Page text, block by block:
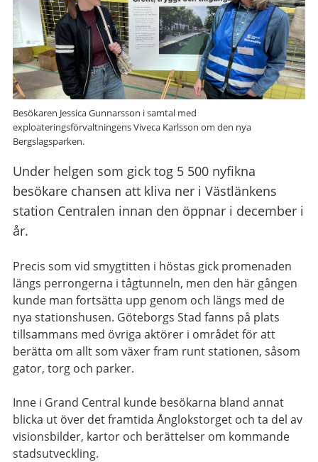
Besökaren Jessica Gunnarsson i samtal med
exploateringsförvaltningens Viveca Karlsson om den nya
Bergslagsparken.
Under helgen som gick tog 5 500 nyfikna
besökare chansen att kliva ner i Västlänkens
station Centralen innan den öppnar i december i
år.
Precis som vid smygtitten i höstas gick promenaden
längs perrongerna i tågtunneln, men den här gången
kunde man fortsätta upp genom och längs med de
nya stationshusen. Göteborgs Stad fanns på plats
tillsammans med övriga aktörer i området för att
berätta om allt som växer fram runt stationen, såsom
gator, torg och parker.
Inne i Grand Central kunde besökarna bland annat
blicka ut över det framtida Ånglokstorget och ta del av
visionsbilder, kartor och berättelser om kommande
stadsutveckling.